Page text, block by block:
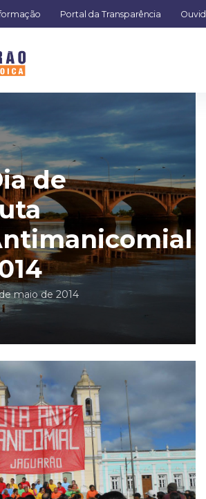
Portal da Transparência
de
maio de 2014